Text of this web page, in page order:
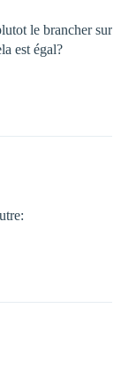
le brancher sur
est égal?